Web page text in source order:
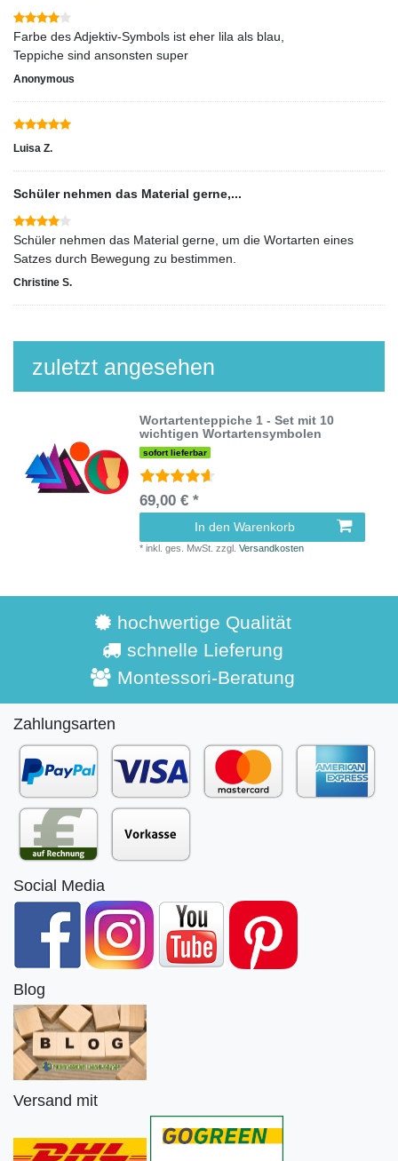
Farbe des Adjektiv-Symbols ist eher lila als blau,
Teppiche sind ansonsten super
Anonymous
Luisa Z.
Schüler nehmen das Material gerne,...
Schüler nehmen das Material gerne, um die Wortarten eines
Satzes durch Bewegung zu bestimmen.
Christine S.
zuletzt angesehen
Wortartenteppiche 1 - Set mit 10
wichtigen Wortartensymbolen
sofort lieferbar
69,00 € *
In den Warenkorb
*inkl. ges. MwSt. zzgl.Versandkosten
hochwertige Qualität
schnelle Lieferung
Montessori-Beratung
Zahlungsarten
Social Media
Blog
Versand mit